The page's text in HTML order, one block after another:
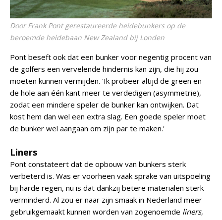
Door Frank Pont gerestaureerde heidebunkers op de
beroemde heidebaan New Zealand bij Londen
Pont beseft ook dat een bunker voor negentig procent van
de golfers een vervelende hindernis kan zijn, die hij zou
moeten kunnen vermijden. 'Ik probeer altijd de green en
de hole aan één kant meer te verdedigen (asymmetrie),
zodat een mindere speler de bunker kan ontwijken. Dat
kost hem dan wel een extra slag. Een goede speler moet
de bunker wel aangaan om zijn par te maken.'
Liners
Pont constateert dat de opbouw van bunkers sterk
verbeterd is. Was er voorheen vaak sprake van uitspoeling
bij harde regen, nu is dat dankzij betere materialen sterk
verminderd. Al zou er naar zijn smaak in Nederland meer
gebruikgemaakt kunnen worden van zogenoemde liners,